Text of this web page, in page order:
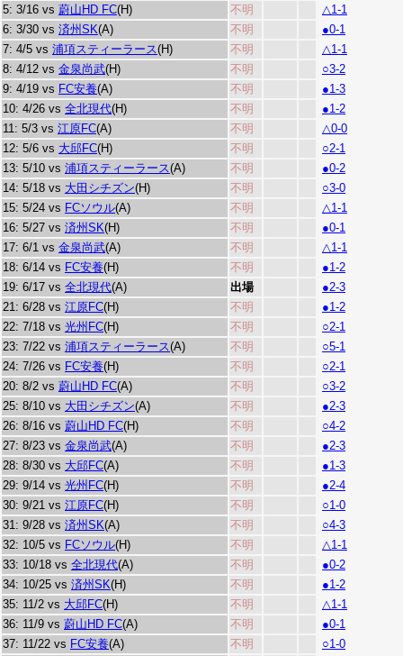
5: 3/16 vs 蔚山HD FC(H) 不明
△1-1
6: 3/30 vs 済州SK(A) 不明
●0-1
7: 4/5 vs 浦項スティーラース(H) 不明
△1-1
8: 4/12 vs 金泉尚武(H) 不明
○3-2
9: 4/19 vs FC安養(A) 不明
●1-3
10: 4/26 vs 全北現代(H) 不明
●1-2
11: 5/3 vs 江原FC(A) 不明
△0-0
12: 5/6 vs 大邱FC(H) 不明
○2-1
13: 5/10 vs 浦項スティーラース(A) 不明
●0-2
14: 5/18 vs 大田シチズン(H) 不明
○3-0
15: 5/24 vs FCソウル(A) 不明
△1-1
16: 5/27 vs 済州SK(H) 不明
●0-1
17: 6/1 vs 金泉尚武(A) 不明
△1-1
18: 6/14 vs FC安養(H) 不明
●1-2
19: 6/17 vs 全北現代(A) 出場
●2-3
21: 6/28 vs 江原FC(H) 不明
●1-2
22: 7/18 vs 光州FC(H) 不明
○2-1
23: 7/22 vs 浦項スティーラース(A) 不明
○5-1
24: 7/26 vs FC安養(H) 不明
○2-1
20: 8/2 vs 蔚山HD FC(A) 不明
○3-2
25: 8/10 vs 大田シチズン(A) 不明
●2-3
26: 8/16 vs 蔚山HD FC(H) 不明
○4-2
27: 8/23 vs 金泉尚武(A) 不明
●2-3
28: 8/30 vs 大邱FC(A) 不明
●1-3
29: 9/14 vs 光州FC(H) 不明
●2-4
30: 9/21 vs 江原FC(H) 不明
○1-0
31: 9/28 vs 済州SK(A) 不明
○4-3
32: 10/5 vs FCソウル(H) 不明
△1-1
33: 10/18 vs 全北現代(A) 不明
●0-2
34: 10/25 vs 済州SK(H) 不明
●1-2
35: 11/2 vs 大邱FC(H) 不明
△1-1
36: 11/9 vs 蔚山HD FC(A) 不明
●0-1
37: 11/22 vs FC安養(A) 不明
○1-0